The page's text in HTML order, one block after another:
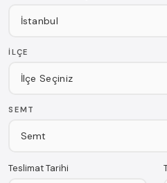
İLÇE
SEMT
Teslimat Tarihi